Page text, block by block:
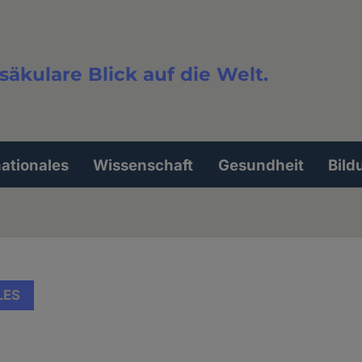
Blick auf die Welt.
Wissenschaft Gesundheit